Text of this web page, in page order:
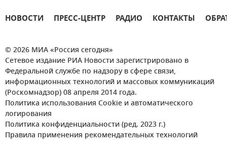
НОВОСТИ ПРЕСС-ЦЕНТР РАДИО КОНТАКТЫ
© 2026 МИА «Россия сегодня»
Сетевое издание РИА Новости зарегистрировано в
Федеральной службе по надзору в сфере связи,
информационных технологий и массовых коммуникаций
(Роскомнадзор) 08 апреля 2014 года.
Политика использования Cookie и автоматического
логирования
Политика конфиденциальности (ред. 2023 г.)
Правила применения рекомендательных технологий